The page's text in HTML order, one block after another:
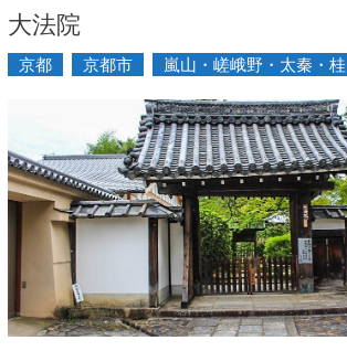
大法院
京都 京都市 嵐山・嵯峨野・太秦・桂